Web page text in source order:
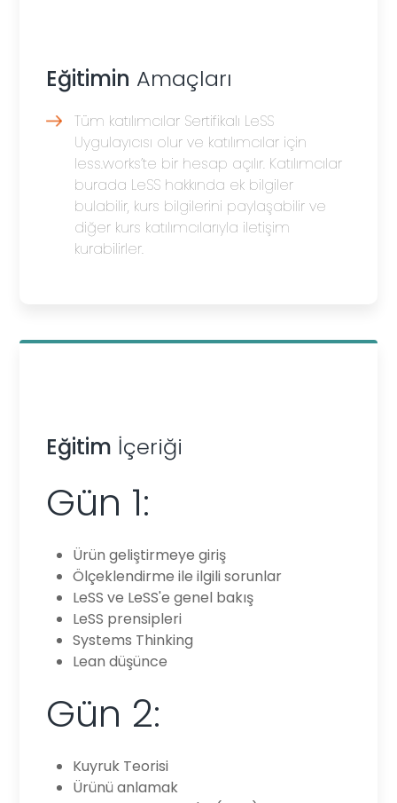
Eğitimin Amaçları
Tüm katılımcılar Sertifikalı LeSS
Uygulayıcısı olur ve katılımcılar için
less.works’te bir hesap açılır. Katılımcılar
burada LeSS hakkında ek bilgiler
bulabilir, kurs bilgilerini paylaşabilir ve
diğer kurs katılımcılarıyla iletişim
kurabilirler.
Eğitim İçeriği
Gün 1:
Ürün geliştirmeye giriş
Ölçeklendirme ile ilgili sorunlar
LeSS ve LeSS'e genel bakış
LeSS prensipleri
Systems Thinking
Lean düşünce
Gün 2:
Kuyruk Teorisi
Ürünü anlamak